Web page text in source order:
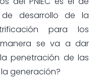
desarrollo de la
para los
se va a dar
penetración de las
generación?